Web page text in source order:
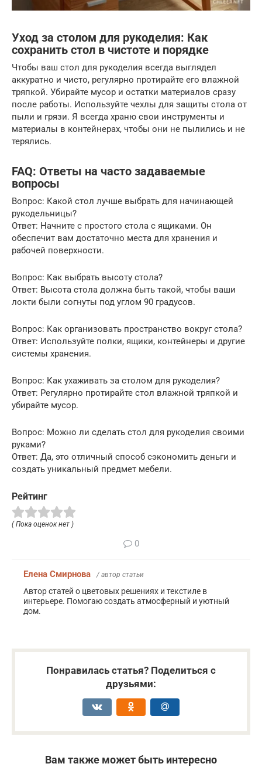
Уход за столом для рукоделия: Как
сохранить стол в чистоте и порядке
Чтобы ваш стол для рукоделия всегда выглядел
аккуратно и чисто, регулярно протирайте его влажной
тряпкой. Убирайте мусор и остатки материалов сразу
после работы. Используйте чехлы для защиты стола от
пыли и грязи. Я всегда храню свои инструменты и
материалы в контейнерах, чтобы они не пылились и не
терялись.
FAQ: Ответы на часто задаваемые
вопросы
Вопрос: Какой стол лучше выбрать для начинающей
рукодельницы?
Ответ: Начните с простого стола с ящиками. Он
обеспечит вам достаточно места для хранения и
рабочей поверхности.
Вопрос: Как выбрать высоту стола?
Ответ: Высота стола должна быть такой, чтобы ваши
локти были согнуты под углом 90 градусов.
Вопрос: Как организовать пространство вокруг стола?
Ответ: Используйте полки, ящики, контейнеры и другие
системы хранения.
Вопрос: Как ухаживать за столом для рукоделия?
Ответ: Регулярно протирайте стол влажной тряпкой и
убирайте мусор.
Вопрос: Можно ли сделать стол для рукоделия своими
руками?
Ответ: Да, это отличный способ сэкономить деньги и
создать уникальный предмет мебели.
Рейтинг
( Пока оценок нет )
0
Елена Смирнова / автор статьи
Автор статей о цветовых решениях и текстиле в
интерьере. Помогаю создать атмосферный и уютный
дом.
Понравилась статья? Поделиться с
друзьями:
Вам также может быть интересно